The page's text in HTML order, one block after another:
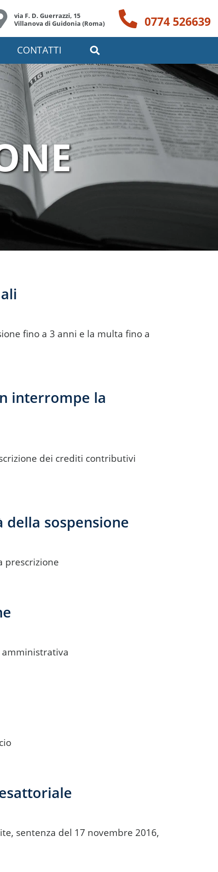
via F. D. Guerrazzi, 15
Villanova di Guidonia (Roma)
0774 526639
CONTATTI
fino a 3 anni e la multa fino a
interrompe la
dei crediti contributivi
sospensione
prescrizione
sentenza del 17 novembre 2016,